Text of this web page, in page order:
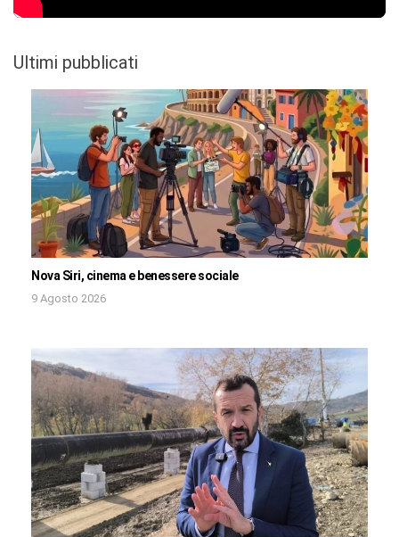
Ultimi pubblicati
Nova Siri, cinema e benessere sociale
9 Agosto 2026